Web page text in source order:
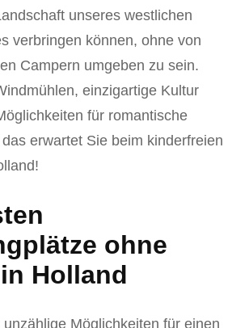
unseres westlichen
verbringen können, ohne von
Campern umgeben zu sein.
einzigartige Kultur
für romantische
erwartet Sie beim kinderfreien
ohne
Holland
Möglichkeiten für einen